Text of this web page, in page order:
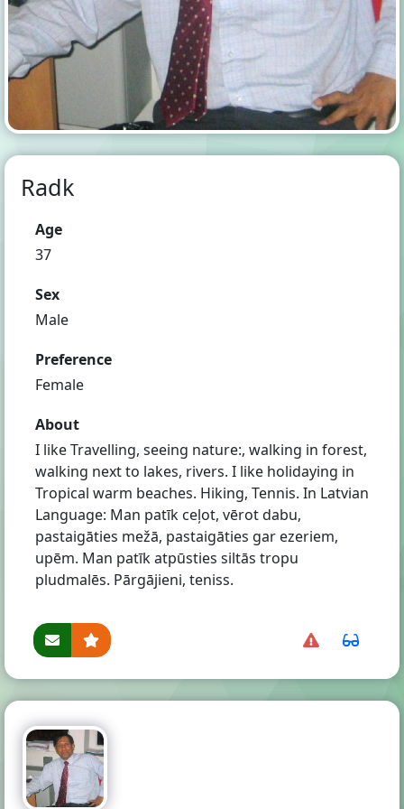
Radk
Age
37
Sex
Male
Preference
Female
About
I like Travelling, seeing nature:, walking in forest,
walking next to lakes, rivers. I like holidaying in
Tropical warm beaches. Hiking, Tennis. In Latvian
Language: Man patīk ceļot, vērot dabu,
pastaigāties mežā, pastaigāties gar ezeriem,
upēm. Man patīk atpūsties siltās tropu
pludmalēs. Pārgājieni, teniss.